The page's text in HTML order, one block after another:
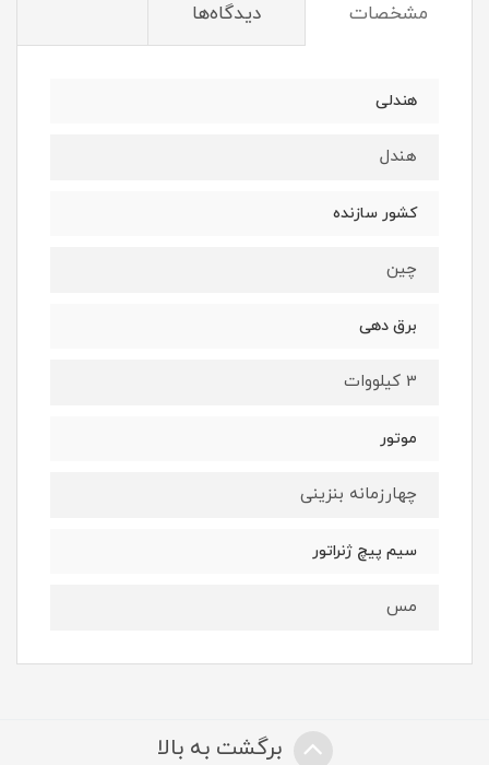
مشخصات دیدگاه‌ها
هندلی
هندل
کشور سازنده
چین
برق دهی
3 کیلووات
موتور
چهارزمانه بنزینی
سیم پیچ ژنراتور
مس
برگشت به بالا